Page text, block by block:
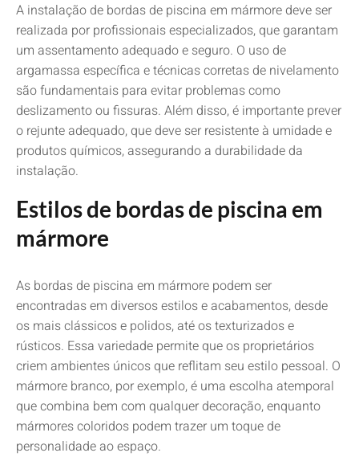
A instalação de bordas de piscina em mármore deve ser
realizada por profissionais especializados, que garantam
um assentamento adequado e seguro. O uso de
argamassa específica e técnicas corretas de nivelamento
são fundamentais para evitar problemas como
deslizamento ou fissuras. Além disso, é importante prever
o rejunte adequado, que deve ser resistente à umidade e
produtos químicos, assegurando a durabilidade da
instalação.
Estilos de bordas de piscina em
mármore
As bordas de piscina em mármore podem ser
encontradas em diversos estilos e acabamentos, desde
os mais clássicos e polidos, até os texturizados e
rústicos. Essa variedade permite que os proprietários
criem ambientes únicos que reflitam seu estilo pessoal. O
mármore branco, por exemplo, é uma escolha atemporal
que combina bem com qualquer decoração, enquanto
mármores coloridos podem trazer um toque de
personalidade ao espaço.